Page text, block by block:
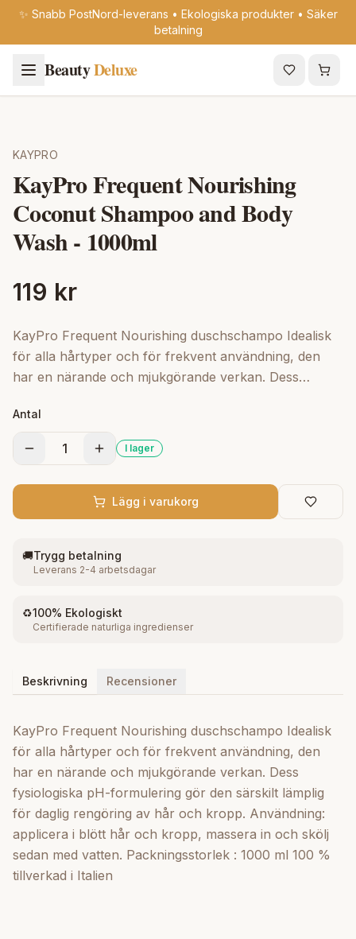
✨ Snabb PostNord-leverans • Ekologiska produkter • Säker
betalning
BeautyDeluxe
KAYPRO
KayPro Frequent Nourishing
Coconut Shampoo and Body
Wash - 1000ml
119 kr
KayPro Frequent Nourishing duschschampo Idealisk
för alla hårtyper och för frekvent användning, den
har en närande och mjukgörande verkan. Dess
för daglig rengöring av hår och kropp. Användning:
applicera i blött hår och kropp, massera in och skölj
sedan med vatten. Packningsstorlek : 1000 ml 100 %
tillverkad i Italien
Antal
1 I lager
Lägg i varukorg
🚚Trygg betalning
Leverans 2-4 arbetsdagar
♻️100% Ekologiskt
Certifierade naturliga ingredienser
Beskrivning Recensioner
KayPro Frequent Nourishing duschschampo Idealisk
för alla hårtyper och för frekvent användning, den
har en närande och mjukgörande verkan. Dess
fysiologiska pH-formulering gör den särskilt lämplig
för daglig rengöring av hår och kropp. Användning:
applicera i blött hår och kropp, massera in och skölj
sedan med vatten. Packningsstorlek : 1000 ml 100 %
tillverkad i Italien